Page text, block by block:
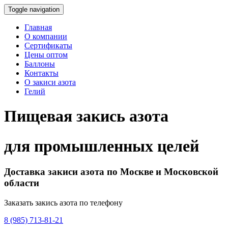
Toggle navigation
Главная
О компании
Сертификаты
Цены оптом
Баллоны
Контакты
О закиси азота
Гелий
Пищевая закись азота
для промышленных целей
Доставка закиси азота по Москве и Московской
области
Заказать закись азота по телефону
8 (985) 713-81-21